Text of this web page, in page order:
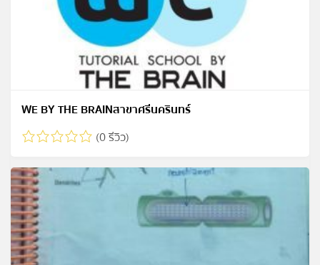
WE BY THE BRAINสาขาศรีนครินทร์
(0 รีวิว)